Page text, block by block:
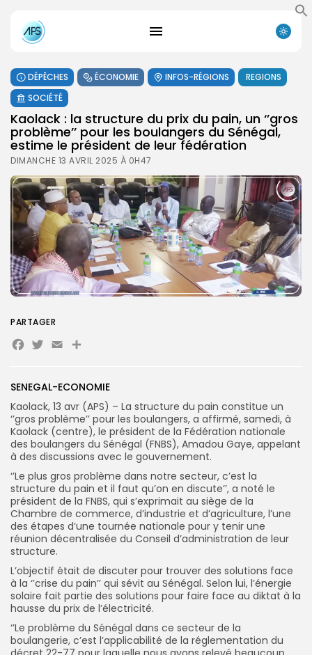
for:
FR
DÉPÊCHES ÉCONOMIE INFOS-RÉGIONS
REGIONS
SOCIÉTÉ
Kaolack : la structure du prix du pain, un ‘’gros
problème’’ pour les boulangers du Sénégal,
estime le président de leur fédération
DIMANCHE 13 AVRIL 2025 À 0H47
SENEGAL-ECONOMIE
Kaolack, 13 avr (APS) – La structure du pain constitue un
‘’gros problème’’ pour les boulangers, a affirmé, samedi, à
Kaolack (centre), le président de la Fédération nationale
des boulangers du Sénégal (FNBS), Amadou Gaye, appelant
à des discussions avec le gouvernement.
‘’Le plus gros problème dans notre secteur, c’est la
structure du pain et il faut qu’on en discute’’, a noté le
président de la FNBS, qui s’exprimait au siège de la
Chambre de commerce, d’industrie et d’agriculture, l’une
des étapes d’une tournée nationale pour y tenir une
réunion décentralisée du Conseil d’administration de leur
structure.
L’objectif était de discuter pour trouver des solutions face
à la ‘’crise du pain’’ qui sévit au Sénégal. Selon lui, l’énergie
solaire fait partie des solutions pour faire face au diktat à la
hausse du prix de l’électricité.
‘’Le problème du Sénégal dans ce secteur de la
boulangerie, c’est l’applicabilité de la réglementation du
PARTAGER
Facebook
Twitter
EmailPartager